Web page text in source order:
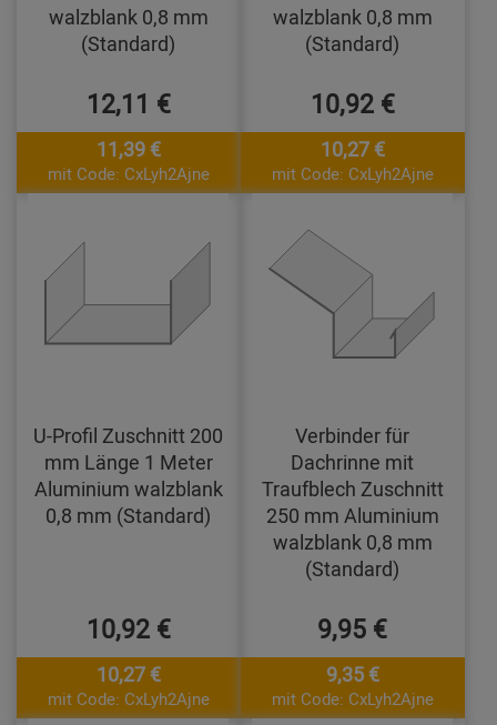
walzblank 0,8 mm
(Standard)
12,11 €
11,39 €
mit Code: CxLyh2Ajne
walzblank 0,8 mm
(Standard)
10,92 €
10,27 €
mit Code: CxLyh2Ajne
U-Profil Zuschnitt 200
mm Länge 1 Meter
Aluminium walzblank
0,8 mm (Standard)
10,92 €
10,27 €
mit Code: CxLyh2Ajne
Verbinder für
Dachrinne mit
Traufblech Zuschnitt
250 mm Aluminium
walzblank 0,8 mm
(Standard)
9,95 €
9,35 €
mit Code: CxLyh2Ajne